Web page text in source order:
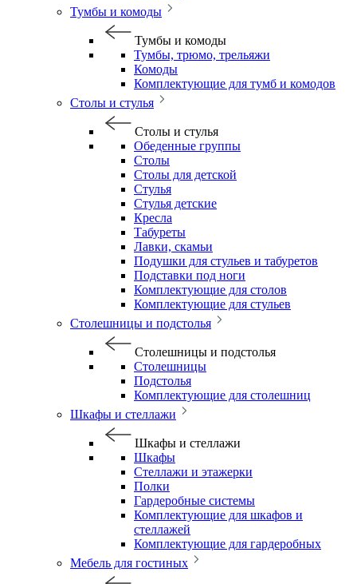
Тумбы и комоды
Тумбы и комоды
Тумбы, трюмо, трельяжи
Комоды
Комплектующие для тумб и комодов
Столы и стулья
Столы и стулья
Обеденные группы
Столы
Столы для детской
Стулья
Стулья детские
Кресла
Табуреты
Лавки, скамьи
Подушки для стульев и табуретов
Подставки под ноги
Комплектующие для столов
Комплектующие для стульев
Столешницы и подстолья
Столешницы и подстолья
Столешницы
Подстолья
Комплектующие для столешниц
Шкафы и стеллажи
Шкафы и стеллажи
Шкафы
Стеллажи и этажерки
Полки
Гардеробные системы
Комплектующие для шкафов и
стеллажей
Комплектующие для гардеробных
Мебель для гостиных